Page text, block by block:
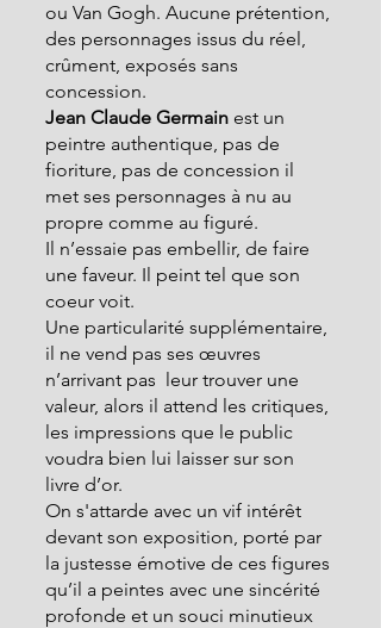
ou Van Gogh. Aucune prétention,
des personnages issus du réel,
crûment, exposés sans
concession.
Jean Claude Germain est un
peintre authentique, pas de
fioriture, pas de concession il
met ses personnages à nu au
propre comme au figuré.
Il n’essaie pas embellir, de faire
une faveur. Il peint tel que son
coeur voit.
Une particularité supplémentaire,
il ne vend pas ses œuvres
n’arrivant pas  leur trouver une
valeur, alors il attend les critiques,
les impressions que le public
voudra bien lui laisser sur son
livre d’or.
On s'attarde avec un vif intérêt
devant son exposition, porté par
la justesse émotive de ces figures
qu’il a peintes avec une sincérité
profonde et un souci minutieux